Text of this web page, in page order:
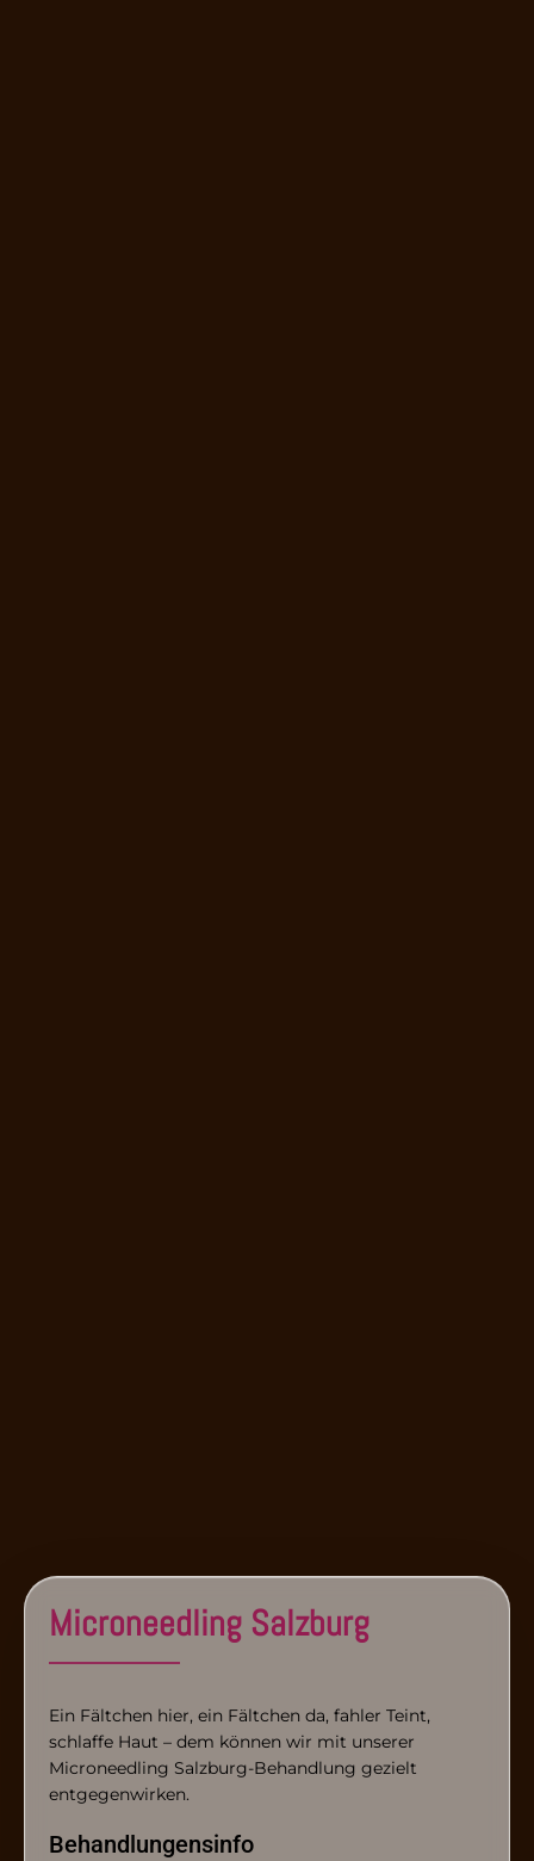
Microneedling Salzburg
Ein Fältchen hier, ein Fältchen da, fahler Teint,
schlaffe Haut – dem können wir mit unserer
Microneedling Salzburg-Behandlung gezielt
entgegenwirken.
Behandlungensinfo